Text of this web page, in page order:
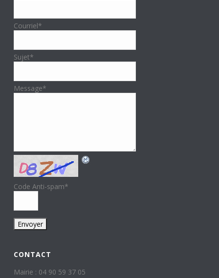
Courriel*
Sujet*
Message*
Code Anti-spam*
CONTACT
Mairie : 04 90 59 37 05